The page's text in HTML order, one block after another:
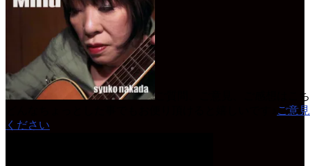
ご質問、ご意見、ご感想はこ
ご意
ください